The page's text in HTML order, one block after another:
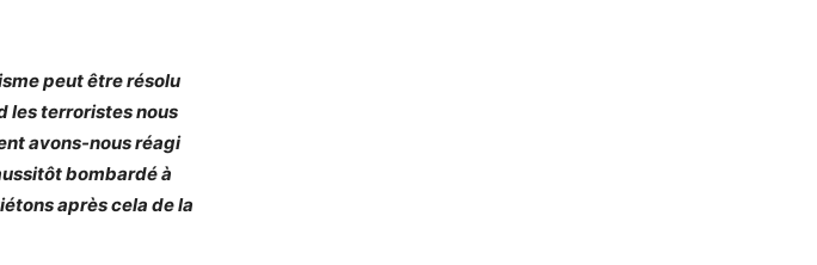
peut être résolu
les terroristes nous
avons-nous réagi
bombardé à
après cela de la